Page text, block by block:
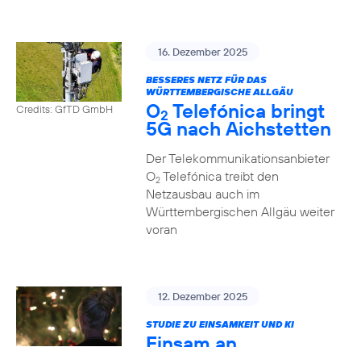
Credits: GfTD GmbH
16. Dezember 2025
BESSERES NETZ FÜR DAS
WÜRTTEMBERGISCHE ALLGÄU
O2 Telefónica bringt
5G nach Aichstetten
Der Telekommunikationsanbieter
O2Telefónica treibt den
Netzausbau auch im
Württembergischen Allgäu weiter
voran
12. Dezember 2025
STUDIE ZU EINSAMKEIT UND KI